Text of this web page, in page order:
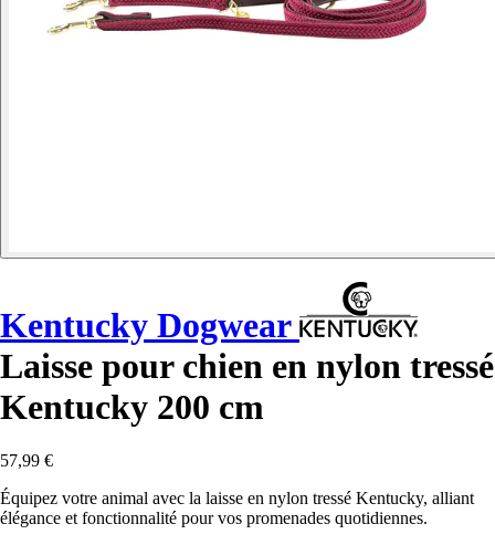
Kentucky Dogwear
Laisse pour chien en nylon tressé
Kentucky 200 cm
57,99 €
Équipez votre animal avec la laisse en nylon tressé Kentucky, alliant
élégance et fonctionnalité pour vos promenades quotidiennes.